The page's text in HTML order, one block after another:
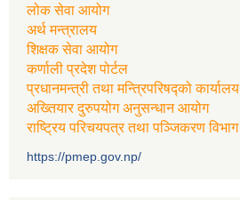
लोक सेवा आयोग
अर्थ मन्त्रालय
शिक्षक सेवा आयोग
कर्णाली प्रदेश पोर्टल
प्रधानमन्त्री तथा मन्त्रिपरिषद्को कार्यालय
अख्तियार दुरुपयोग अनुसन्धान आयोग
राष्ट्रिय परिचयपत्र तथा पञ्जिकरण विभाग
https://pmep.gov.np/